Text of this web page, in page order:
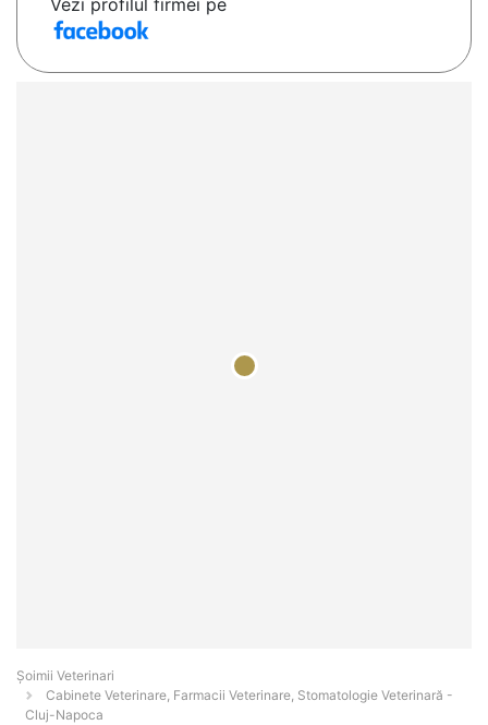
Vezi profilul firmei pe
Șoimii Veterinari
Cabinete Veterinare, Farmacii Veterinare, Stomatologie Veterinară -
Cluj-Napoca